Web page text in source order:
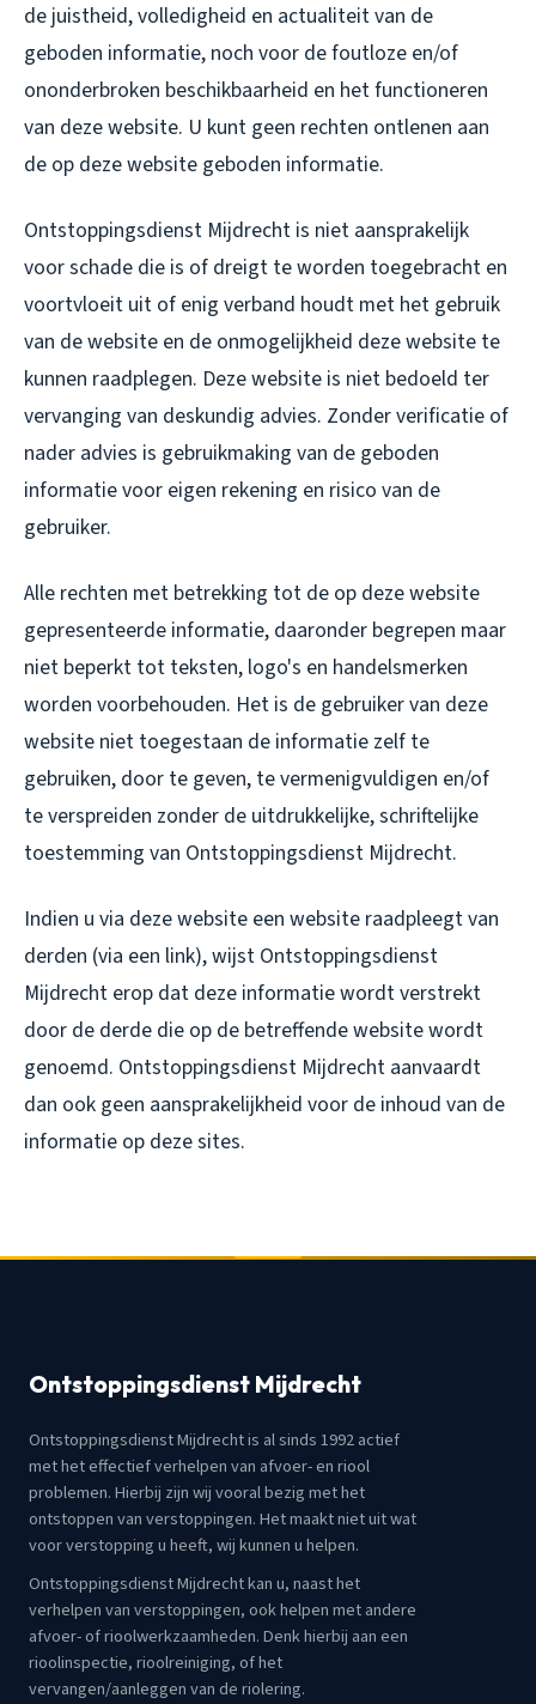
de juistheid, volledigheid en actualiteit van de
geboden informatie, noch voor de foutloze en/of
ononderbroken beschikbaarheid en het functioneren
van deze website. U kunt geen rechten ontlenen aan
de op deze website geboden informatie.
Ontstoppingsdienst Mijdrecht is niet aansprakelijk
voor schade die is of dreigt te worden toegebracht en
voortvloeit uit of enig verband houdt met het gebruik
van de website en de onmogelijkheid deze website te
kunnen raadplegen. Deze website is niet bedoeld ter
vervanging van deskundig advies. Zonder verificatie of
nader advies is gebruikmaking van de geboden
informatie voor eigen rekening en risico van de
gebruiker.
Alle rechten met betrekking tot de op deze website
gepresenteerde informatie, daaronder begrepen maar
niet beperkt tot teksten, logo's en handelsmerken
worden voorbehouden. Het is de gebruiker van deze
website niet toegestaan de informatie zelf te
gebruiken, door te geven, te vermenigvuldigen en/of
te verspreiden zonder de uitdrukkelijke, schriftelijke
toestemming van Ontstoppingsdienst Mijdrecht.
Indien u via deze website een website raadpleegt van
derden (via een link), wijst Ontstoppingsdienst
Mijdrecht erop dat deze informatie wordt verstrekt
door de derde die op de betreffende website wordt
genoemd. Ontstoppingsdienst Mijdrecht aanvaardt
dan ook geen aansprakelijkheid voor de inhoud van de
informatie op deze sites.
Ontstoppingsdienst Mijdrecht
Ontstoppingsdienst Mijdrecht is al sinds 1992 actief
met het effectief verhelpen van afvoer- en riool
problemen. Hierbij zijn wij vooral bezig met het
ontstoppen van verstoppingen. Het maakt niet uit wat
voor verstopping u heeft, wij kunnen u helpen.
Ontstoppingsdienst Mijdrecht kan u, naast het
verhelpen van verstoppingen, ook helpen met andere
afvoer- of rioolwerkzaamheden. Denk hierbij aan een
rioolinspectie, rioolreiniging, of het
vervangen/aanleggen van de riolering.